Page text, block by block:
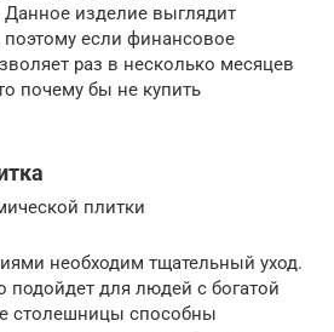
изделие выглядит
поэтому если финансовое
раз в несколько месяцев
почему бы не купить
плитки
необходим тщательный уход.
подойдет для людей с богатой
столешницы способны